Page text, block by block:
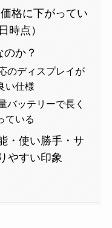
格に下がってい
時点）
か？
のディスプレイが
い仕様
バッテリーで長く
ている
・使い勝手・サ
やすい印象